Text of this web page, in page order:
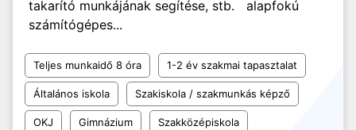
takarító munkájának segítése, stb. alapfokú
számítógépes...
Teljes munkaidő 8 óra 1-2 év szakmai tapasztalat
Általános iskola Szakiskola / szakmunkás képző
OKJ Gimnázium Szakközépiskola